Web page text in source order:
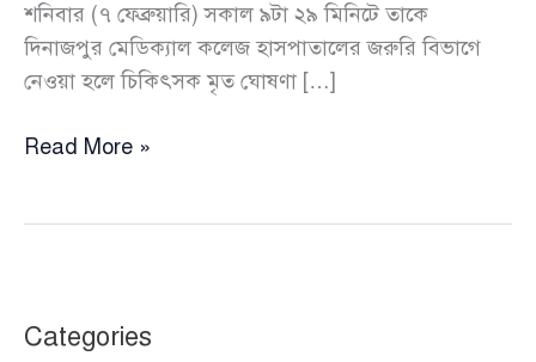
শনিবার (৭ ফেব্রুয়ারি) সকাল ৯টা ২৯ মিনিটে তাকে
দিনাজপুর মেডিক্যাল কলেজ হাসপাতালের জরুরি বিভাগে
নেওয়া হলে চিকিৎসক মৃত ঘোষণা […]
কারাগারে
মন্ত্রী
Read More »
Categories